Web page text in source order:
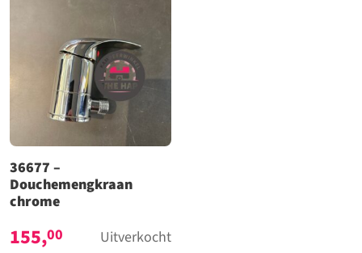
36677 –
Douchemengkraan
chrome
155,00
Uitverkocht